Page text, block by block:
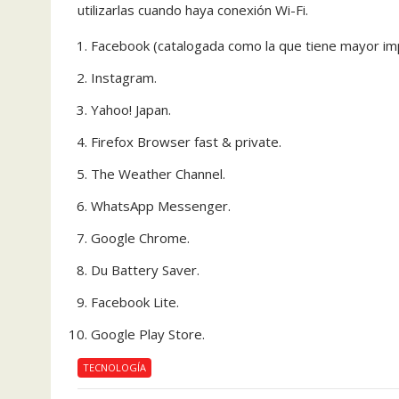
utilizarlas cuando haya conexión Wi-Fi.
Facebook (catalogada como la que tiene mayor
Instagram.
Yahoo! Japan.
Firefox Browser fast & private.
The Weather Channel.
WhatsApp Messenger.
Google Chrome.
Du Battery Saver.
Facebook Lite.
Google Play Store.
TECNOLOGÍA